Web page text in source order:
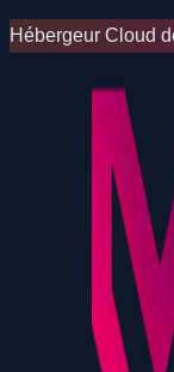
Hébergeur Cloud